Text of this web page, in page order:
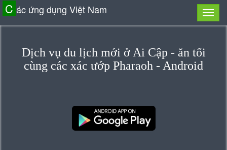
C ác ứng dụng Việt Nam
Dịch vụ du lịch mới ở Ai Cập - ăn tối
cùng các xác ướp Pharaoh - Android